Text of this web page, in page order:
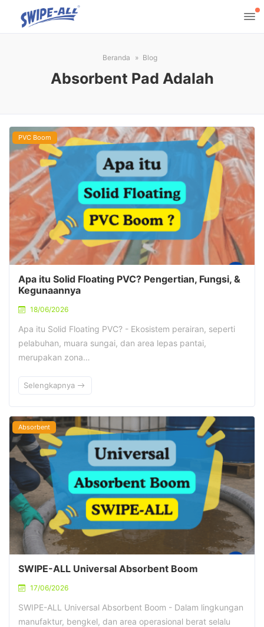
Beranda Blog
Absorbent Pad Adalah
PVC Boom
Apa itu Solid Floating PVC? Pengertian, Fungsi, &
Kegunaannya
18/06/2026
Apa itu Solid Floating PVC? - Ekosistem perairan, seperti
pelabuhan, muara sungai, dan area lepas pantai,
merupakan zona…
Selengkapnya
Absorbent
SWIPE-ALL Universal Absorbent Boom
17/06/2026
SWIPE-ALL Universal Absorbent Boom - Dalam lingkungan
manufaktur, bengkel, dan area operasional berat selalu